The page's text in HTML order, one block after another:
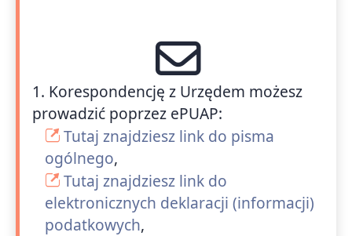
1. Korespondencję z Urzędem możesz
prowadzić poprzez ePUAP:
Tutaj znajdziesz link do pisma
ogólnego,
Tutaj znajdziesz link do
elektronicznych deklaracji (informacji)
podatkowych,